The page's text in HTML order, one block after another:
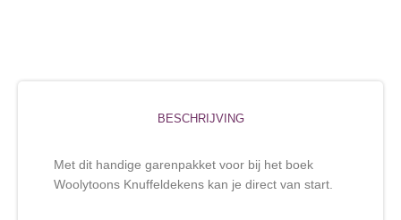
BESCHRIJVING
Met dit handige garenpakket voor bij het boek
Woolytoons Knuffeldekens kan je direct van start.